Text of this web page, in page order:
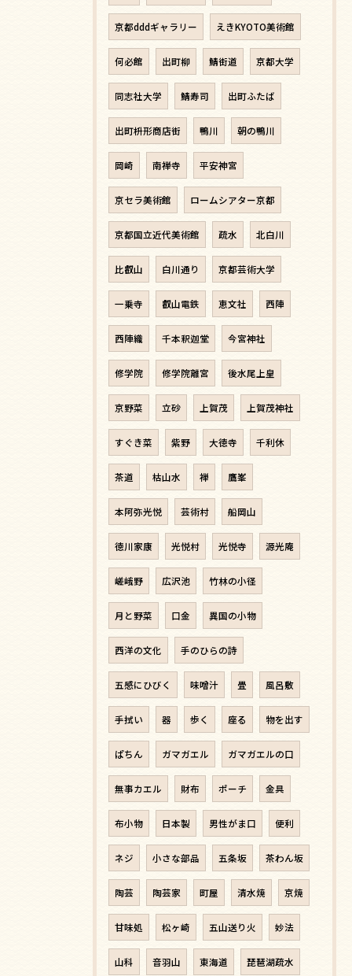
京都dddギャラリー えきKYOTO美術館
何必館 出町柳 鯖街道 京都大学
同志社大学 鯖寿司 出町ふたば
出町枡形商店街 鴨川 朝の鴨川
岡崎 南禅寺 平安神宮
京セラ美術館 ロームシアター京都
京都国立近代美術館 疏水 北白川
比叡山 白川通り 京都芸術大学
一乗寺 叡山電鉄 恵文社 西陣
西陣織 千本釈迦堂 今宮神社
修学院 修学院離宮 後水尾上皇
京野菜 立砂 上賀茂 上賀茂神社
すぐき菜 紫野 大徳寺 千利休
茶道 枯山水 禅 鷹峯
本阿弥光悦 芸術村 船岡山
徳川家康 光悦村 光悦寺 源光庵
嵯峨野 広沢池 竹林の小径
月と野菜 口金 異国の小物
西洋の文化 手のひらの詩
五感にひびく 味噌汁 畳 風呂敷
手拭い 器 歩く 座る 物を出す
ぱちん ガマガエル ガマガエルの口
無事カエル 財布 ポーチ 金具
布小物 日本製 男性がま口 便利
ネジ 小さな部品 五条坂 茶わん坂
陶芸 陶芸家 町屋 清水焼 京焼
甘味処 松ヶ崎 五山送り火 妙法
山科 音羽山 東海道 琵琶湖疏水